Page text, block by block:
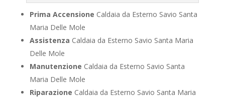
Prima Accensione Caldaia da Esterno Savio Santa
Maria Delle Mole
Assistenza Caldaia da Esterno Savio Santa Maria
Delle Mole
Manutenzione Caldaia da Esterno Savio Santa
Maria Delle Mole
Riparazione Caldaia da Esterno Savio Santa Maria